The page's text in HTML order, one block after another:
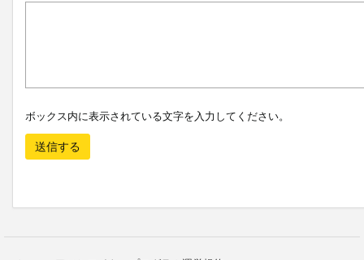
ボックス内に表示されている文字を入力してください。
送信する